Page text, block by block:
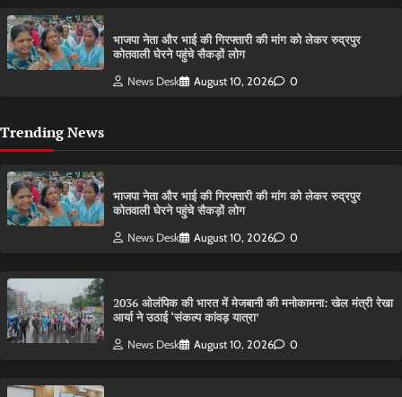
भाजपा नेता और भाई की गिरफ्तारी की मांग को लेकर रुद्रपुर
कोतवाली घेरने पहुंचे सैकड़ों लोग
News Desk August 10, 2026 0
Trending News
भाजपा नेता और भाई की गिरफ्तारी की मांग को लेकर रुद्रपुर
कोतवाली घेरने पहुंचे सैकड़ों लोग
News Desk August 10, 2026 0
2036 ओलंपिक की भारत में मेजबानी की मनोकामना: खेल मंत्री रेखा
आर्या ने उठाई ‘संकल्प कांवड़ यात्रा’
News Desk August 10, 2026 0